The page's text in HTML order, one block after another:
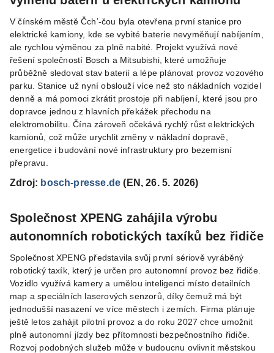
V čínském městě Čch’-čou byla otevřena první stanice pro
elektrické kamiony, kde se vybité baterie nevyměňují nabíjením,
ale rychlou výměnou za plně nabité. Projekt využívá nové
řešení společností Bosch a Mitsubishi, které umožňuje
průběžně sledovat stav baterií a lépe plánovat provoz vozového
parku. Stanice už nyní obslouží více než sto nákladních vozidel
denně a má pomoci zkrátit prostoje při nabíjení, které jsou pro
dopravce jednou z hlavních překážek přechodu na
elektromobilitu. Čína zároveň očekává rychlý růst elektrických
kamionů, což může urychlit změny v nákladní dopravě,
energetice i budování nové infrastruktury pro bezemisní
přepravu.
Zdroj: bosch-presse.de (EN, 26. 5. 2026)
Společnost XPENG zahájila výrobu
autonomních robotických taxíků bez řidiče
Společnost XPENG představila svůj první sériově vyráběný
robotický taxík, který je určen pro autonomní provoz bez řidiče.
Vozidlo využívá kamery a umělou inteligenci místo detailních
map a speciálních laserových senzorů, díky čemuž má být
jednodušší nasazení ve více městech i zemích. Firma plánuje
ještě letos zahájit pilotní provoz a do roku 2027 chce umožnit
plně autonomní jízdy bez přítomnosti bezpečnostního řidiče.
Rozvoj podobných služeb může v budoucnu ovlivnit městskou